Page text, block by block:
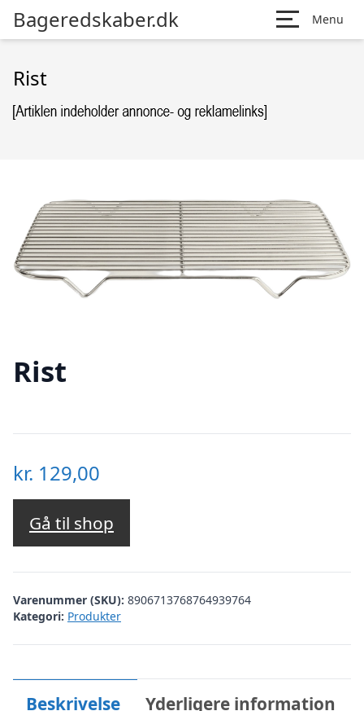
Bageredskaber.dk Menu
Rist
Rist
kr. 129,00
Gå til shop
Varenummer (SKU): 8906713768764939764
Kategori: Produkter
Beskrivelse Yderligere information